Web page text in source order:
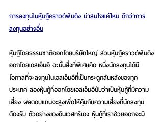
การลงทุนในหุ้นกู้คราวด์ฟันดิง น่าสนใจแค่ไหน ดีกว่าการ
ลงทุนอย่างอื่น
หุ้นกู้โดยธรรมชาติออกโดยบริษัทใหญ่ ส่วนหุ้นกู้คราวด์ฟันดิง
ออกโดยเอสเอ็มอี ฉะนั้นสิ่งที่พิเศษคือ หนึ่งนักลงทุนได้มี
โอกาสที่จะลงทุนในเอสเอ็มอีที่เป็นกระดูกสันหลังของทุก
ประเทศ สองหุ้นกู้ที่ออกโดยเอสเอ็มอีนับว่าเป็นหุ้นกู้ที่มีความ
เสี่ยง ผลตอบแทนจะสูงเพื่อให้คุ้มกับความเสี่ยงที่นักลงทุน
ต้องรับ ตัวอย่างของอินเวสทรีเอง หุ้นกู้ที่เราช่วยออกจะมี